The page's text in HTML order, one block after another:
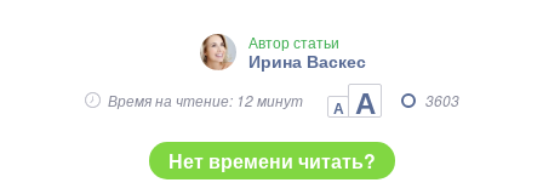
Автор статьи
Ирина Васкес
Время на чтение: 12 минут А А 3603
Нет времени читать?